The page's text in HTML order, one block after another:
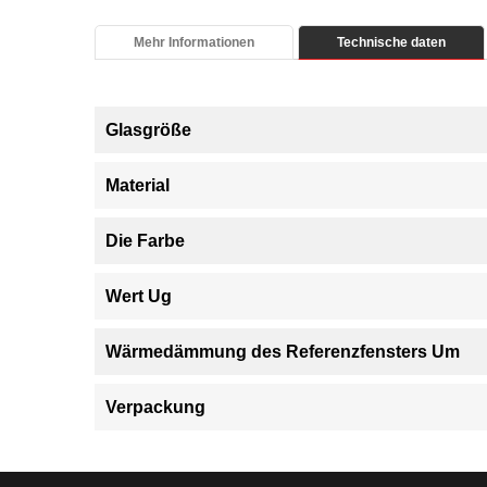
Mehr Informationen Technische daten
Glasgröße
Material
Die Farbe
Wert Ug
Wärmedämmung des Referenzfensters Um
Verpackung